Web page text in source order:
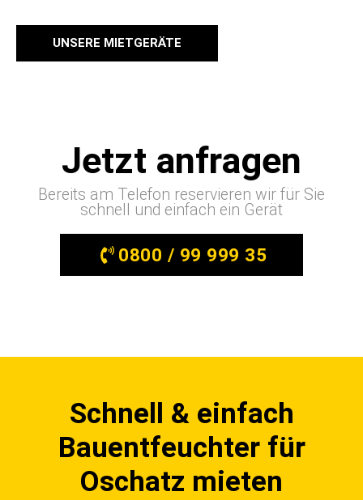
UNSERE MIETGERÄTE
Jetzt anfragen
Bereits am Telefon reservieren wir für Sie
schnell und einfach ein Gerät
0800 / 99 999 35
Schnell & einfach
Bauentfeuchter für
Oschatz mieten